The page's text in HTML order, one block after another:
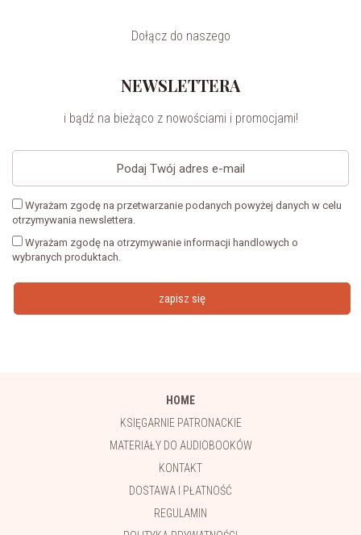
Dołącz do naszego
NEWSLETTERA
i bądź na bieżąco z nowościami i promocjami!
Wyrażam zgodę na przetwarzanie podanych powyżej danych w celu
otrzymywania newslettera.
Wyrażam zgodę na otrzymywanie informacji handlowych o
wybranych produktach.
zapisz się
HOME
KSIĘGARNIE PATRONACKIE
MATERIAŁY DO AUDIOBOOKÓW
KONTAKT
DOSTAWA I PŁATNOŚĆ
REGULAMIN